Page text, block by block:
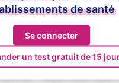
consequat. Duis aute
proident, sunt in
omnis iste natus
eaque ipsa quae
de santé
Se connecter
un test gratuit de 15